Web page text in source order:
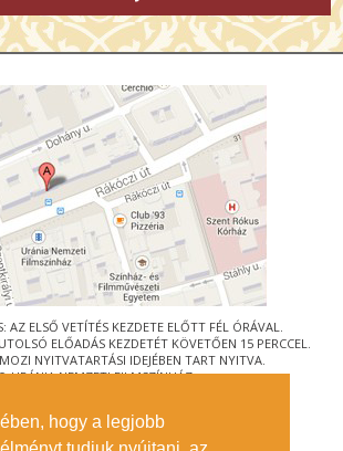
hogy a legjobb
AZ ELSŐ VETÍTÉS KEZDETE ELŐTT FÉL ÓRÁVAL.
ELŐADÁS KEZDETÉT KÖVETŐEN 15 PERCCEL.
NYITVATARTÁSI IDEJÉBEN TART NYITVA.
URÁNIA NEMZETI FILMSZÍNHÁZ
1088 BUDAPEST, RÁKÓCZI ÚT 21.